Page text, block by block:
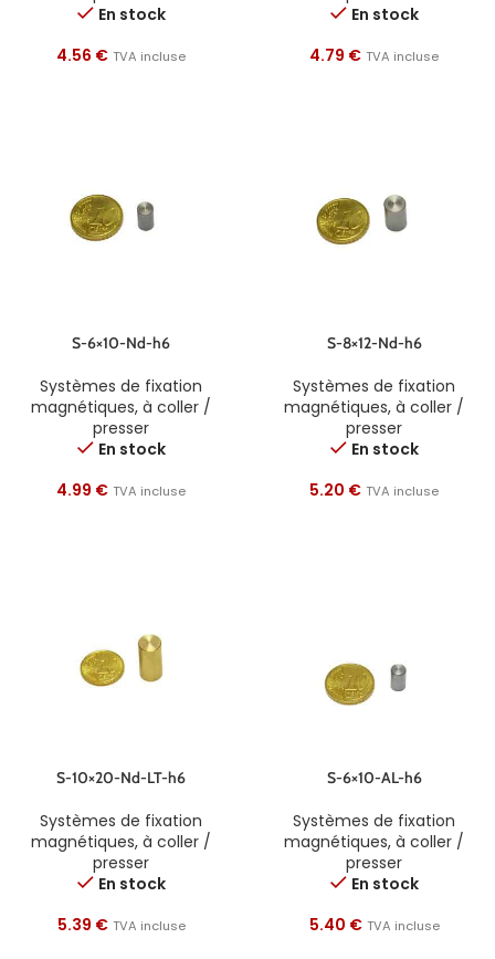
En stock
4.56 € TVA incluse
En stock
4.79 € TVA incluse
S-6×10-Nd-h6
Systèmes de fixation
magnétiques, à coller /
presser
En stock
4.99 € TVA incluse
S-8×12-Nd-h6
Systèmes de fixation
magnétiques, à coller /
presser
En stock
5.20 € TVA incluse
S-10×20-Nd-LT-h6
Systèmes de fixation
magnétiques, à coller /
presser
En stock
5.39 € TVA incluse
S-6×10-AL-h6
Systèmes de fixation
magnétiques, à coller /
presser
En stock
5.40 € TVA incluse